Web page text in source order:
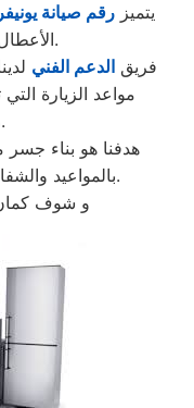
يتميز رقم صيانة
الأعطال من كافة ضواحي الجيزة.
فريق الدعم الفني
مواعد الزيارة
.
هدفنا هو بناء جسر
بالمواعيد والشفافية التامة في تقدير تكلفة الإصلاح.
و شوف